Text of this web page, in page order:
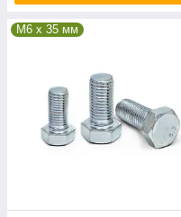
М6 x 35 мм